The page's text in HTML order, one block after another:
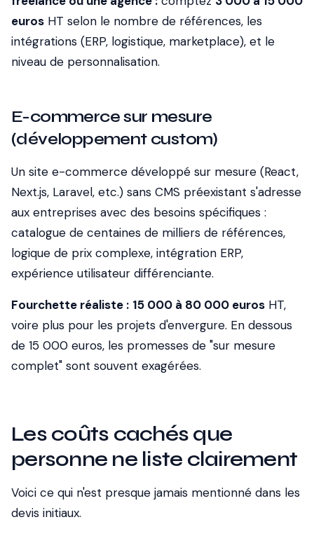
euros HT selon le nombre de références, les
intégrations (ERP, logistique, marketplace), et le
niveau de personnalisation.
E-commerce sur mesure
(développement custom)
Un site e-commerce développé sur mesure (React,
Next.js, Laravel, etc.) sans CMS préexistant s'adresse
aux entreprises avec des besoins spécifiques :
catalogue de centaines de milliers de références,
logique de prix complexe, intégration ERP,
expérience utilisateur différenciante.
Fourchette réaliste : 15 000 à 80 000 euros HT,
voire plus pour les projets d'envergure. En dessous
de 15 000 euros, les promesses de "sur mesure
complet" sont souvent exagérées.
Les coûts cachés que
personne ne liste clairement
Voici ce qui n'est presque jamais mentionné dans les
devis initiaux.